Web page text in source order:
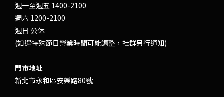
週一至週五 1400-2100
週六 1200-2100
週日 公休
(如遇特殊節日營業時間可能調整，社群另行通知)
門市地址
新北市永和區安樂路80號